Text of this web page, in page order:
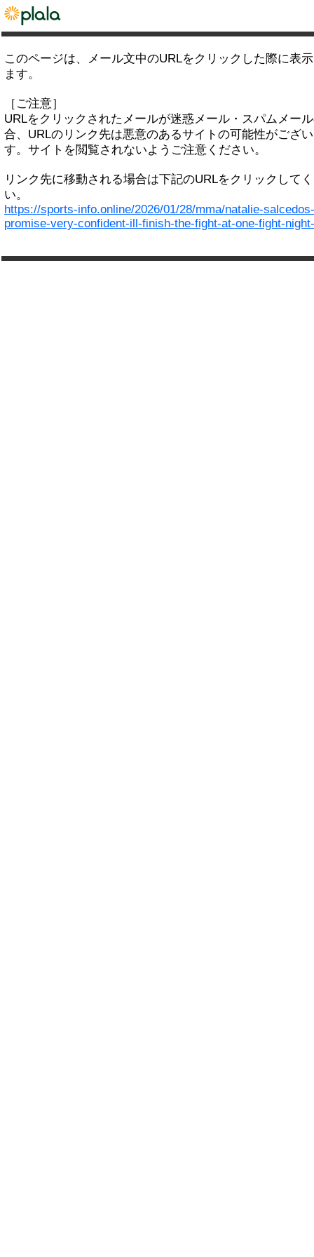
このページは、メール文中のURLをクリックした際に表
ます。
［ご注意］
URLをクリックされたメールが迷惑メール・スパムメー
合、URLのリンク先は悪意のあるサイトの可能性がござ
す。サイトを閲覧されないようご注意ください。
リンク先に移動される場合は下記のURLをクリックして
い。
https://sports-info.online/2026/01/28/mma/natalie-
promise-very-confident-ill-finish-the-fight-at-one-fight-